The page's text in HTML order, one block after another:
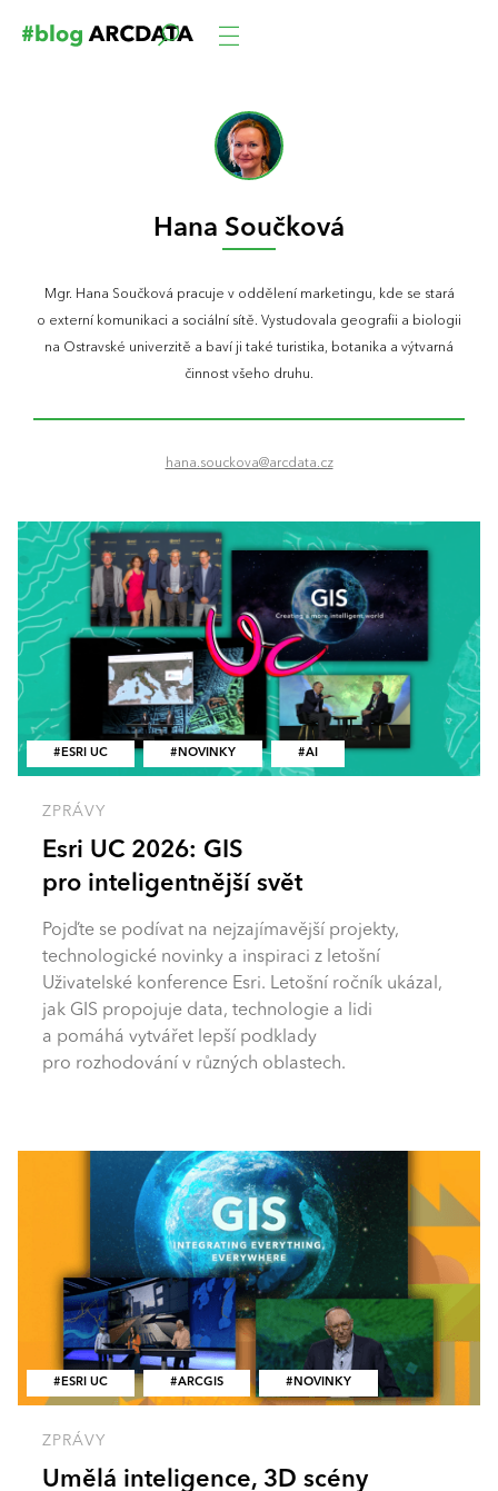
Hana Součková
Mgr. Hana Součková pracuje v oddělení marketingu, kde se stará
o externí komunikaci a sociální sítě. Vystudovala geografii a biologii
na Ostravské univerzitě a baví ji také turistika, botanika a výtvarná
činnost všeho druhu.
hana.souckova@arcdata.cz
ESRI UC NOVINKY AI
ZPRÁVY
Esri UC 2026: GIS
pro inteligentnější svět
Pojďte se podívat na nejzajímavější projekty,
technologické novinky a inspiraci z letošní
Uživatelské konference Esri. Letošní ročník ukázal,
jak GIS propojuje data, technologie a lidi
a pomáhá vytvářet lepší podklady
pro rozhodování v různých oblastech.
ESRI UC ARCGIS NOVINKY
ZPRÁVY
Umělá inteligence, 3D scény